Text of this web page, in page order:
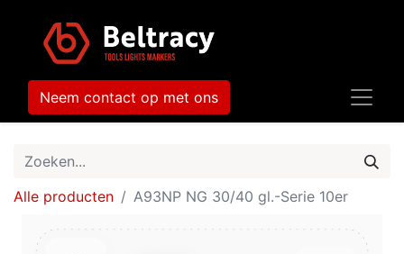
Neem contact op met ons
Alle producten A93NP NG 30/40 gl.-Serie 10er